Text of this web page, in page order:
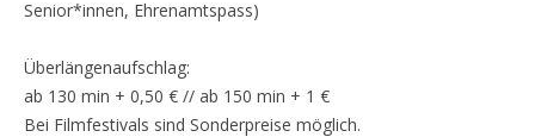
Senior*innen, Ehrenamtspass)
Überlängenaufschlag:
ab 130 min + 0,50 € // ab 150 min + 1 €
Bei Filmfestivals sind Sonderpreise möglich.